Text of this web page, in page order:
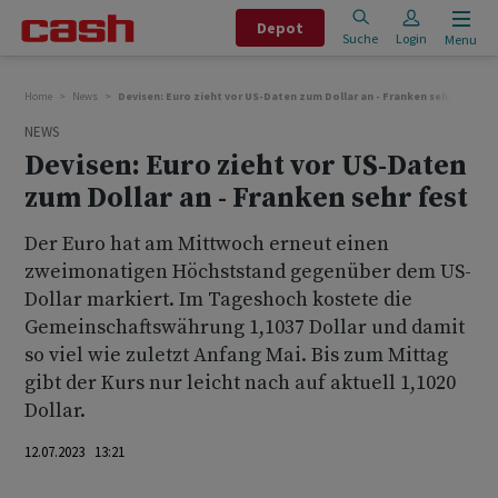
Depot
Suche Login Menu
Home News Devisen: Euro zieht vor US-Daten zum Dollar an - Franken sehr fest
NEWS
Devisen: Euro zieht vor US-Daten
zum Dollar an - Franken sehr fest
Der Euro hat am Mittwoch erneut einen
zweimonatigen Höchststand gegenüber dem US-
Dollar markiert. Im Tageshoch kostete die
Gemeinschaftswährung 1,1037 Dollar und damit
so viel wie zuletzt Anfang Mai. Bis zum Mittag
gibt der Kurs nur leicht nach auf aktuell 1,1020
Dollar.
12.07.2023 13:21